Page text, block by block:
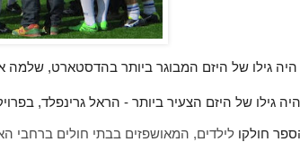
היה גילו של היזם המבוגר ביותר בהדסטארט, שלמה
היה גילו של היזם הצעיר ביותר - הראל גרינפלד,
חולקו לילדים, המאושפזים בבתי חולים ברחבי